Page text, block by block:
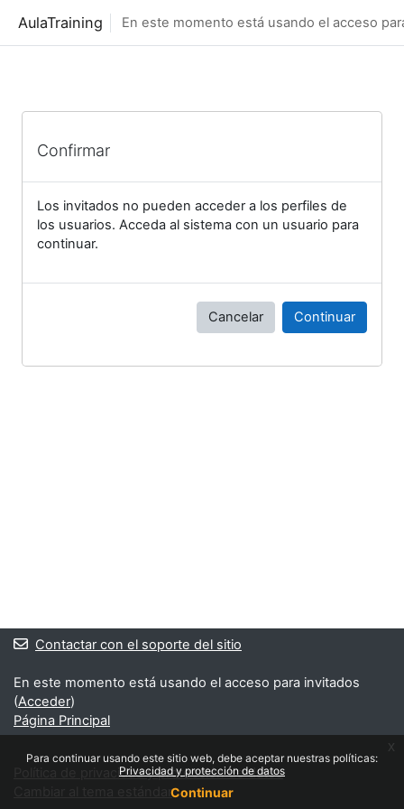
AulaTraining En este momento está usando el acceso
Confirmar
Los invitados no pueden acceder a los perfiles de
los usuarios. Acceda al sistema con un usuario para
continuar.
Cancelar Continuar
Contactar con el soporte del sitio
En este momento está usando el acceso para invitados
(Acceder)
Página Principal
Política de privacidad y protección de datos
Cambiar al tema estándar
Para continuar usando este sitio web, debe aceptar nuestras políticas:
Privacidad y protección de datos
Continuar
x